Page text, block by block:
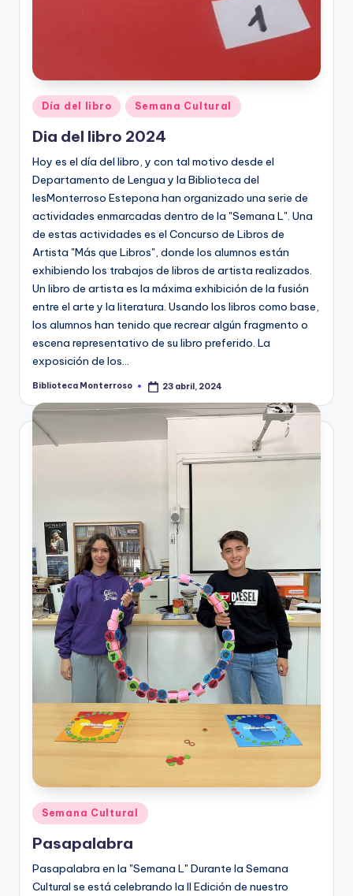
Publicado
en
Día del libro Semana Cultural
Dia del libro 2024
Hoy es el día del libro, y con tal motivo desde el
Departamento de Lengua y la Biblioteca del
IesMonterroso Estepona han organizado una serie de
actividades enmarcadas dentro de la "Semana L". Una
de estas actividades es el Concurso de Libros de
Artista "Más que Libros", donde los alumnos están
exhibiendo los trabajos de libros de artista realizados.
Un libro de artista es la máxima exhibición de la fusión
entre el arte y la literatura. Usando los libros como base,
los alumnos han tenido que recrear algún fragmento o
escena representativo de su libro preferido. La
exposición de los…
Publicado
Biblioteca Monterroso 23 abril, 2024
Publicado
en
Semana Cultural
Pasapalabra
Pasapalabra en la "Semana L" Durante la Semana
Cultural se está celebrando la II Edición de nuestro